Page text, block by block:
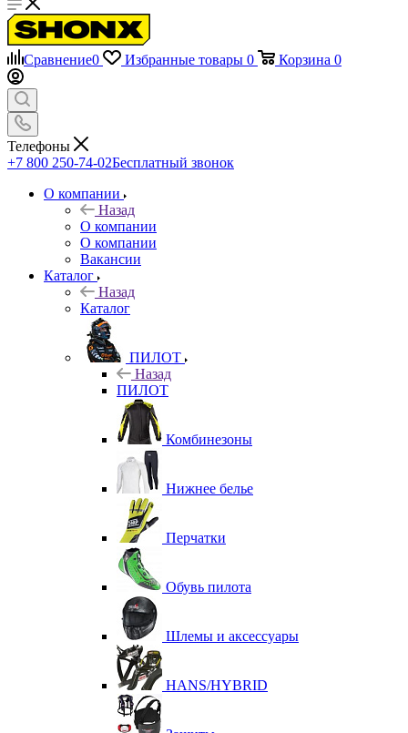
Сравнение0 Избранные товары 0 Корзина 0
Телефоны
+7 800 250-74-02Бесплатный звонок
О компании
Назад
О компании
О компании
Вакансии
Каталог
Назад
Каталог
ПИЛОТ
Назад
ПИЛОТ
Комбинезоны
Нижнее белье
Перчатки
Обувь пилота
Шлемы и аксессуары
HANS/HYBRID